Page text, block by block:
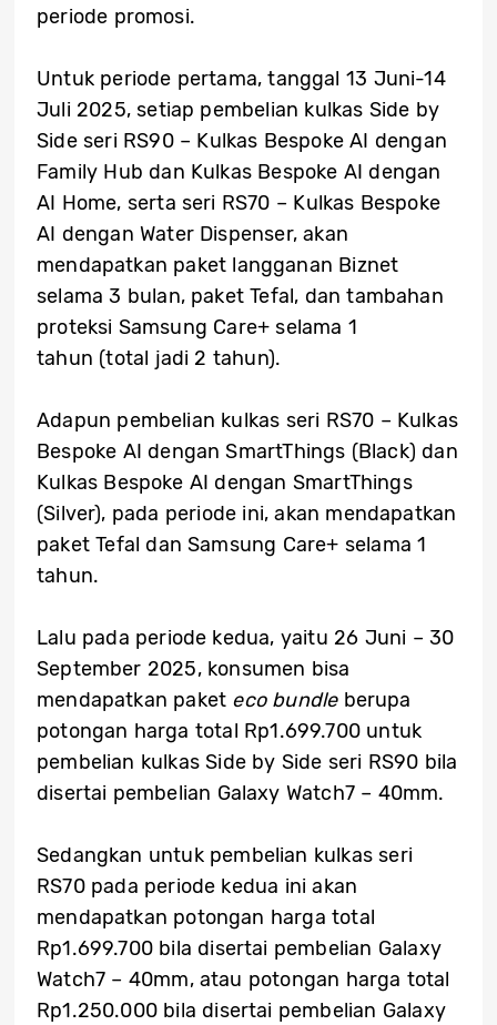
periode promosi.
Untuk periode pertama, tanggal 13 Juni-14
Juli 2025, setiap pembelian kulkas Side by
Side seri RS90 – Kulkas Bespoke AI dengan
Family Hub dan Kulkas Bespoke AI dengan
AI Home, serta seri RS70 – Kulkas Bespoke
AI dengan Water Dispenser, akan
mendapatkan paket langganan Biznet
selama 3 bulan, paket Tefal, dan tambahan
proteksi Samsung Care+ selama 1
tahun (total jadi 2 tahun).
Adapun pembelian kulkas seri RS70 – Kulkas
Bespoke AI dengan SmartThings (Black) dan
Kulkas Bespoke AI dengan SmartThings
(Silver), pada periode ini, akan mendapatkan
paket Tefal dan Samsung Care+ selama 1
tahun.
Lalu pada periode kedua, yaitu 26 Juni – 30
September 2025, konsumen bisa
mendapatkan paket eco bundleberupa
potongan harga total Rp1.699.700 untuk
pembelian kulkas Side by Side seri RS90 bila
disertai pembelian Galaxy Watch7 – 40mm.
Sedangkan untuk pembelian kulkas seri
RS70 pada periode kedua ini akan
mendapatkan potongan harga total
Rp1.699.700 bila disertai pembelian Galaxy
Watch7 – 40mm, atau potongan harga total
Rp1.250.000 bila disertai pembelian Galaxy